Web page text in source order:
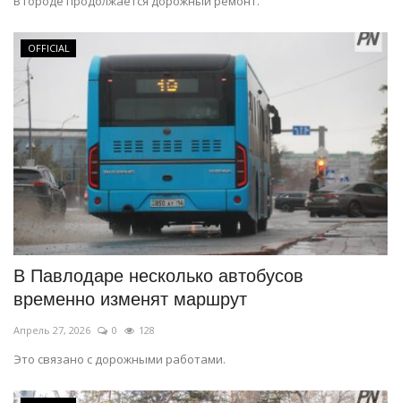
OFFICIAL
В Павлодаре несколько автобусов
временно изменят маршрут
Апрель 27, 2026 0 128
Это связано с дорожными работами.